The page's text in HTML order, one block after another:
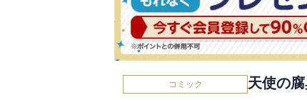
コミック 天使の